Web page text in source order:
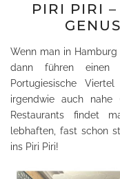
PIRI PIRI –
Wenn man in
dann führen einen
Portugiesische
irgendwie auch
Restaurants findet
lebhaften, fast schon
ins Piri Piri!